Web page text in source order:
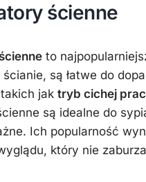
ścienne
to
są łatwe do
jak tryb cichej
są idealne do
Ich popularność
który nie